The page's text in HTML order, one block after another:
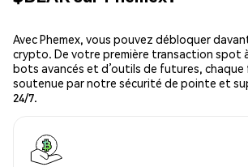
Avec Phemex, vous pouvez débloquer
crypto. De votre première transaction spot
bots avancés et d’outils de futures,
soutenue par notre sécurité de pointe et
24/7.